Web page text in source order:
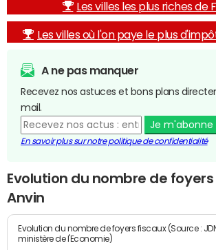
Les villes les plus riches de
Les villes où l'on paye le plus
A ne pas manquer
Recevez nos astuces et bons plans
mail.
Je m'abonne
En savoir plus sur notre politique de confidentialité
Evolution du nombre de
Anvin
Evolution du nombre de foyers fiscaux (Source :
ministère de l'Economie)